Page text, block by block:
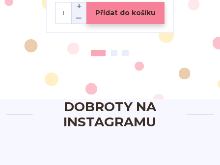
Přidat do košíku
DOBROTY NA
INSTAGRAMU